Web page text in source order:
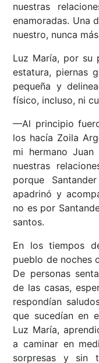
nuestras
enamoradas. Una
nuestro, nunca
Luz María, por su
estatura, piernas
pequeña y
físico, incluso, ni
—Al principio
los hacía Zoila
mi hermano Juan
nuestras
porque
apadrinó y
no es por
santos.
En los tiempos
pueblo de noches
De personas
de las casas,
respondían
que sucedían en
Luz María,
a caminar en
sorpresas y sin